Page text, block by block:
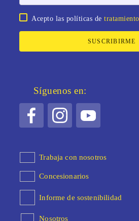
Acepto las políticas de
SUSCRIBIRME
Síguenos en:
Trabaja con nosotros
Concesionarios
Informe de sostenibilidad
Nosotros